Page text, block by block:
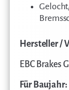
Hersteller /
EBC Brakes
Für Baujahr: